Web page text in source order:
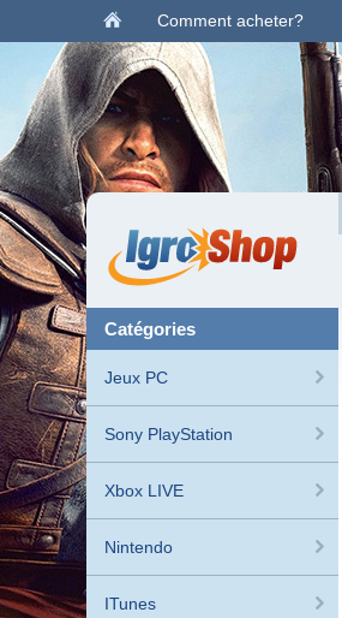
Comment acheter?
catégories
Jeux PC
Sony PlayStation
Xbox LIVE
Nintendo
ITunes